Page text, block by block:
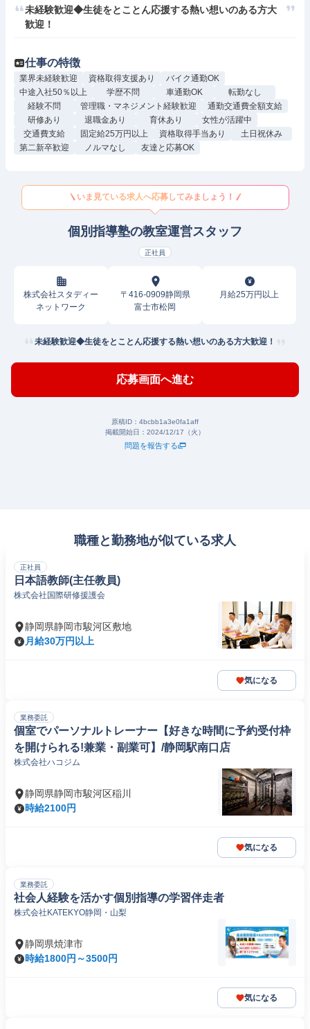
未経験歓迎◆生徒をとことん応援する熱い想いのある方大
歓迎！
仕事の特徴
業界未経験歓迎 資格取得支援あり
バイク通勤OK
中途入社50％以上
学歴不問 車通勤OK
転勤なし
経験不問
管理職・マネジメント経験歓迎
通勤交通費全額支給
研修あり
退職金あり 育休あり
女性が活躍中
交通費支給
固定給25万円以上 資格取得手当あり
土日祝休み
第二新卒歓迎
ノルマなし 友達と応募OK
いま見ている求人へ応募してみましょう！
個別指導塾の教室運営スタッフ
正社員
株式会社スタディー
ネットワーク
〒416-0909静岡県
富士市松岡
月給25万円以上
未経験歓迎◆生徒をとことん応援する熱い想いのある方大歓迎！
応募画面へ進む
原稿ID： 4bcbb1a3e0fa1aff
掲載開始日： 2024/12/17（火）
問題を報告する
職種と勤務地が似ている求人
正社員
日本語教師(主任教員)
株式会社国際研修援護会
静岡県静岡市駿河区敷地
月給30万円以上
気になる
業務委託
個室でパーソナルトレーナー【好きな時間に予約受付枠
を開けられる!兼業・副業可】/静岡駅南口店
株式会社ハコジム
静岡県静岡市駿河区稲川
時給2100円
気になる
業務委託
社会人経験を活かす個別指導の学習伴走者
株式会社KATEKYO静岡・山梨
静岡県焼津市
時給1800円～3500円
気になる